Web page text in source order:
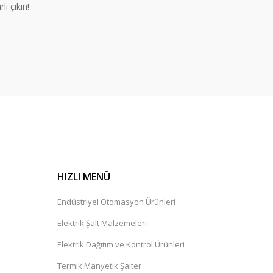
çıkın!
HIZLI MENÜ
Endüstriyel Otomasyon Ürünleri
Elektrik Şalt Malzemeleri
Elektrik Dağıtım ve Kontrol Ürünleri
Termik Manyetik Şalter